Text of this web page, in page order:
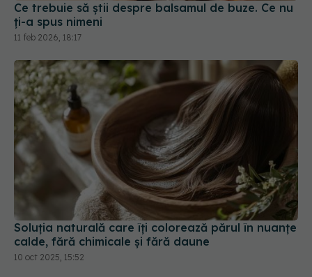
Ce trebuie să știi despre balsamul de buze. Ce nu
ți-a spus nimeni
11 feb 2026, 18:17
Soluția naturală care îți colorează părul în nuanțe
calde, fără chimicale și fără daune
10 oct 2025, 15:52